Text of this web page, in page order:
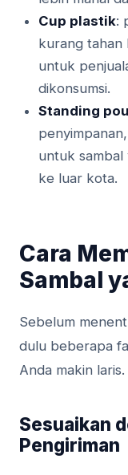
Cup plastik:
kurang tahan
untuk
dikonsumsi.
Standing
untuk sambal
ke luar kota.
Cara
Sambal
Sebelum
dulu beberapa
Anda makin laris.
Sesuaikan
Pengiriman